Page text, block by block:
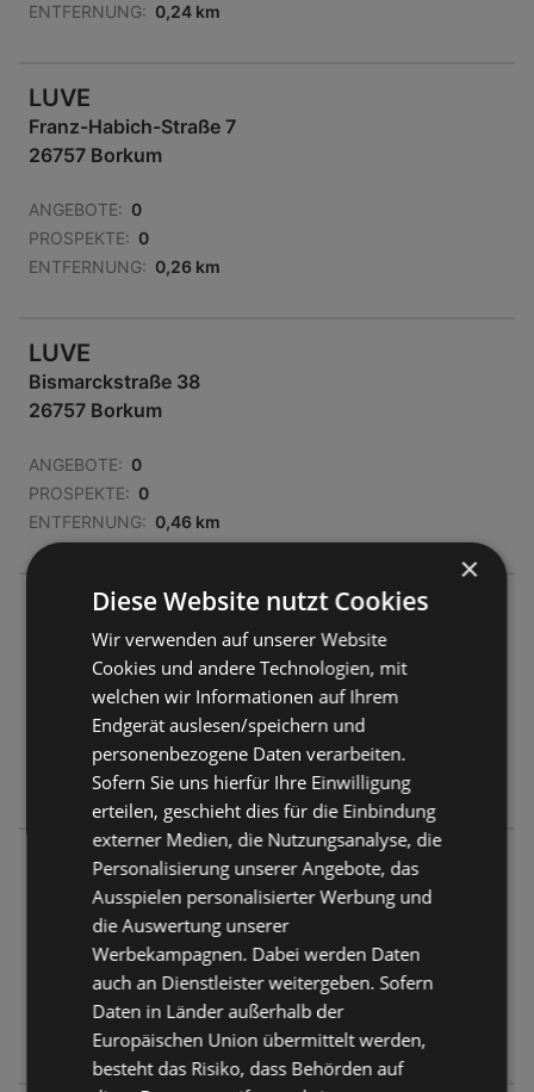
ENTFERNUNG: 0,24 km
LUVE
Franz-Habich-Straße 7
26757 Borkum
ANGEBOTE: 0
PROSPEKTE: 0
ENTFERNUNG: 0,26 km
LUVE
Bismarckstraße 38
26757 Borkum
ANGEBOTE: 0
PROSPEKTE: 0
ENTFERNUNG: 0,46 km
Gödeke-Michel-Straße 1
26757 Borkum
ANGEBOTE: 0
PROSPEKTE: 0
ENTFERNUNG: 0,75 km
Wilhelm-Feldhoff-Straße 10
26757 Borkum
ANGEBOTE:
PROSPEKTE:
0
ENTFERNUNG:
1,28 km
×
Diese Website nutzt Cookies
Wir verwenden auf unserer Website
Cookies und andere Technologien, mit
welchen wir Informationen auf Ihrem
Endgerät auslesen/speichern und
personenbezogene Daten verarbeiten.
Sofern Sie uns hierfür Ihre Einwilligung
erteilen, geschieht dies für die Einbindung
externer Medien, die Nutzungsanalyse, die
Personalisierung unserer Angebote, das
Ausspielen personalisierter Werbung und
die Auswertung unserer
Werbekampagnen. Dabei werden Daten
auch an Dienstleister weitergeben. Sofern
Daten in Länder außerhalb der
Europäischen Union übermittelt werden,
besteht das Risiko, dass Behörden auf